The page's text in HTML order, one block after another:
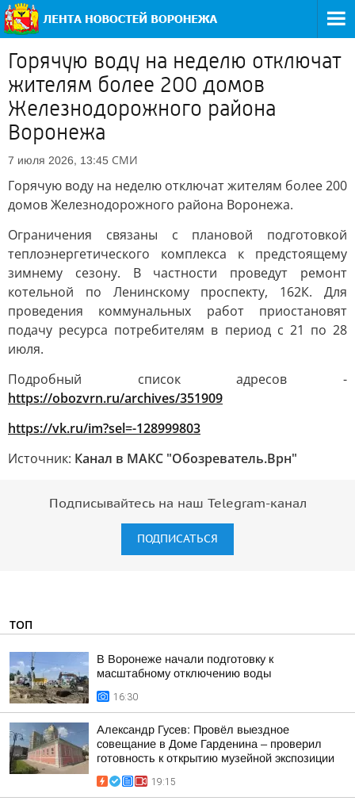
Горячую воду на неделю отключат
жителям более 200 домов
Железнодорожного района
Воронежа
7 июля 2026, 13:45 СМИ
Горячую воду на неделю отключат жителям более 200
домов Железнодорожного района Воронежа.
Ограничения связаны с плановой подготовкой
теплоэнергетического комплекса к предстоящему
зимнему сезону. В частности проведут ремонт
котельной по Ленинскому проспекту, 162К. Для
проведения коммунальных работ приостановят
подачу ресурса потребителям в период с 21 по 28
июля.
Подробный список адресов -
https://obozvrn.ru/archives/351909
https://vk.ru/im?sel=-128999803
Источник: Канал в МАКС "Обозреватель.Врн"
Подписывайтесь на наш Telegram-канал
ПОДПИСАТЬСЯ
ТОП
В Воронеже начали подготовку к
масштабному отключению воды
16:30
Александр Гусев: Провёл выездное
совещание в Доме Гарденина – проверил
готовность к открытию музейной экспозиции
19:15